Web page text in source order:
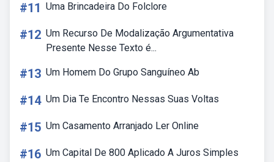
#11 Uma Brincadeira Do Folclore
#12 Um Recurso De Modalização Argumentativa
Presente Nesse Texto é...
#13 Um Homem Do Grupo Sanguíneo Ab
#14 Um Dia Te Encontro Nessas Suas Voltas
#15 Um Casamento Arranjado Ler Online
#16 Um Capital De 800 Aplicado A Juros Simples